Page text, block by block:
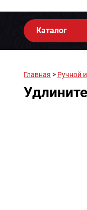
Каталог
Главная > Ручной